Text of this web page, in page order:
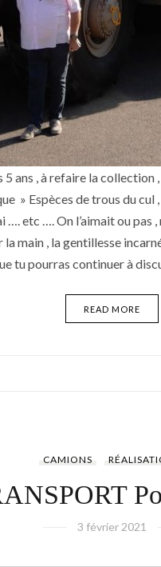
ans , à refaire la collection
» Espèces de trous du
etc …. On l’aimait ou pas
main , la gentillesse
tu pourras continuer à
READ MORE
CAMIONS
3 février 2021